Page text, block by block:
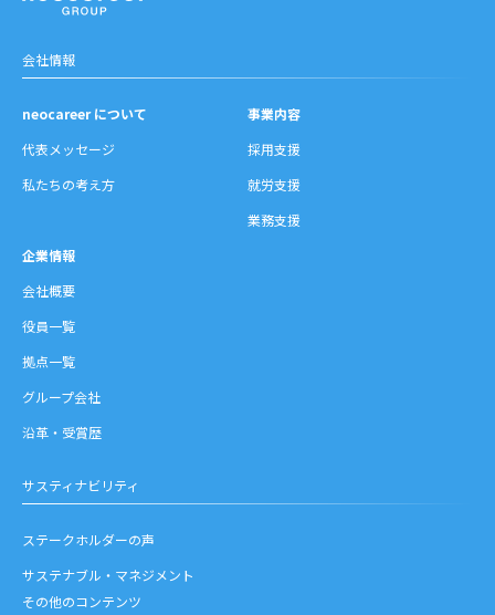
会社情報
neocareer について
代表メッセージ
私たちの考え方
事業内容
採用支援
就労支援
業務支援
企業情報
会社概要
役員一覧
拠点一覧
グループ会社
沿革・受賞歴
サスティナビリティ
ステークホルダーの声
サステナブル・マネジメント
その他のコンテンツ